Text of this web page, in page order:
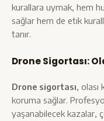
kurallara uymak, hem
sağlar hem de etik
tanır.
Drone Sigortası:
Drone sigortası, olası
koruma sağlar.
yaşanabilecek kazalar,